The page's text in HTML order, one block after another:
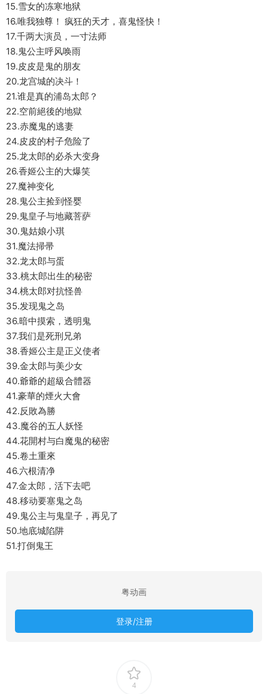
15.雪女的冻寒地狱
16.唯我独尊！ 疯狂的天才，喜鬼怪快！
17.千两大演员，一寸法师
18.鬼公主呼风唤雨
19.皮皮是鬼的朋友
20.龙宫城的决斗！
21.谁是真的浦岛太郎？
22.空前絕後的地獄
23.赤魔鬼的逃妻
24.皮皮的村子危险了
25.龙太郎的必杀大变身
26.香姬公主的大爆笑
27.魔神变化
28.鬼公主捡到怪婴
29.鬼皇子与地藏菩萨
30.鬼姑娘小琪
31.魔法掃帚
32.龙太郎与蛋
33.桃太郎出生的秘密
34.桃太郎对抗怪兽
35.发现鬼之岛
36.暗中摸索，透明鬼
37.我们是死刑兄弟
38.香姬公主是正义使者
39.金太郎与美少女
40.爺爺的超級合體器
41.豪華的煙火大會
42.反敗為勝
43.魔谷的五人妖怪
44.花開村与白魔鬼的秘密
45.卷土重來
46.六根清净
47.金太郎，活下去吧
48.移动要塞鬼之岛
49.鬼公主与鬼皇子，再见了
50.地底城陷阱
51.打倒鬼王
粤动画
登录/注册
4